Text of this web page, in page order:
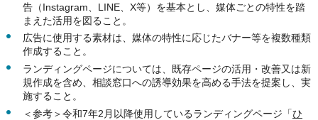
告（Instagram、LINE、X等）を基本とし、媒体ごとの特性を踏
まえた活用を図ること。
広告に使用する素材は、媒体の特性に応じたバナー等を複数種類
作成すること。
ランディングページについては、既存ページの活用・改善又は新
規作成を含め、相談窓口への誘導効果を高める手法を提案し、実
施すること。
＜参考＞令和7年2月以降使用しているランディングページ「ひ